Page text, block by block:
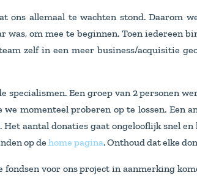
allemaal te wachten stond. Daarom
om mee te beginnen. Toen iedereen
zelf in een meer business/acquisitie
Een groep van 2 personen
momenteel proberen op te lossen. Een
aantal donaties gaat ongelooflijk snel en
op dehome pagina. Onthoud dat elke
voor ons project in aanmerking